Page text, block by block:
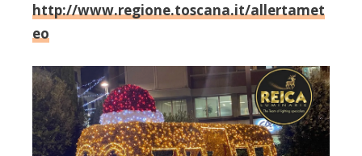
http://www.regione.toscana.it/allertamet
eo